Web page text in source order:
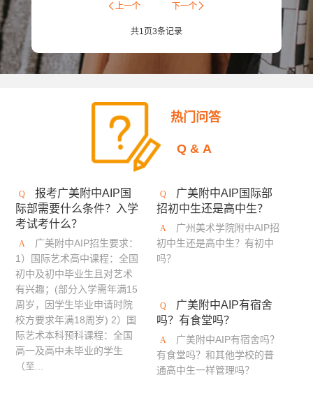
日本大学艺术学部 英国密德萨斯大学
日本女子美术大学
美国缅因艺术学院 东京造型大学
大阪艺术大学
澳大利亚莫纳什大学 京都市立艺术大学
成安造形大学 中央圣马丁艺术与设计学院
澳门城市大学 法国高布兰学院
新加坡拉萨尔艺术学院
悉尼大学 英国德蒙福特大学 伦敦传媒学院
冲绳县立艺术大学 英国斯泰福厦大学
英国AA建筑联盟学院 马兰欧尼时装与设计学院
上一个 下一个
共1 页3条记录
热门问答
Q&A
报考广美附中AIP国
际部需要什么条件？入学
考试考什么？
广美附中AIP招生要求：
1）国际艺术高中课程：全国
初中及初中毕业生且对艺术
有兴趣；(部分入学需年满15
周岁，因学生毕业申请时院
校方要求年满18周岁) 2）国
际艺术本科预科课程：全国
高一及高中未毕业的学生
（至...
广美附中AIP国际部
招初中生还是高中生？
广州美术学院附中AIP招
初中生还是高中生？有初中
吗？
广美附中AIP有宿舍
吗？有食堂吗？
广美附中AIP有宿舍吗？
有食堂吗？和其他学校的普
通高中生一样管理吗？